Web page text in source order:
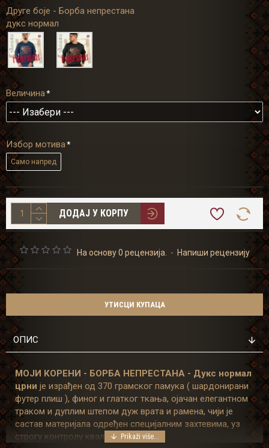
На основу 0 рецензија. - Напиши рецензију
Друге боје - Борба непрестана
дукс нормал
Величина
Избор мотива
Само напред
ДОДАЈ У КОРПУ
УТИСЦИ КУПАЦА
ОПИС
МОЈИ КОРЕНИ - БОРБА НЕПРЕСТАНА - Дукс нормал
црни је израђен од 370 грамског памука ( шардонирани
футер плиш ), финог и глатког ткања, ојачан елегантном
траком и дуплим штепом дуж врата и рамена, чији је
састав материјала одређен специјалним захтевима, уз
строгу контролу квалитета.